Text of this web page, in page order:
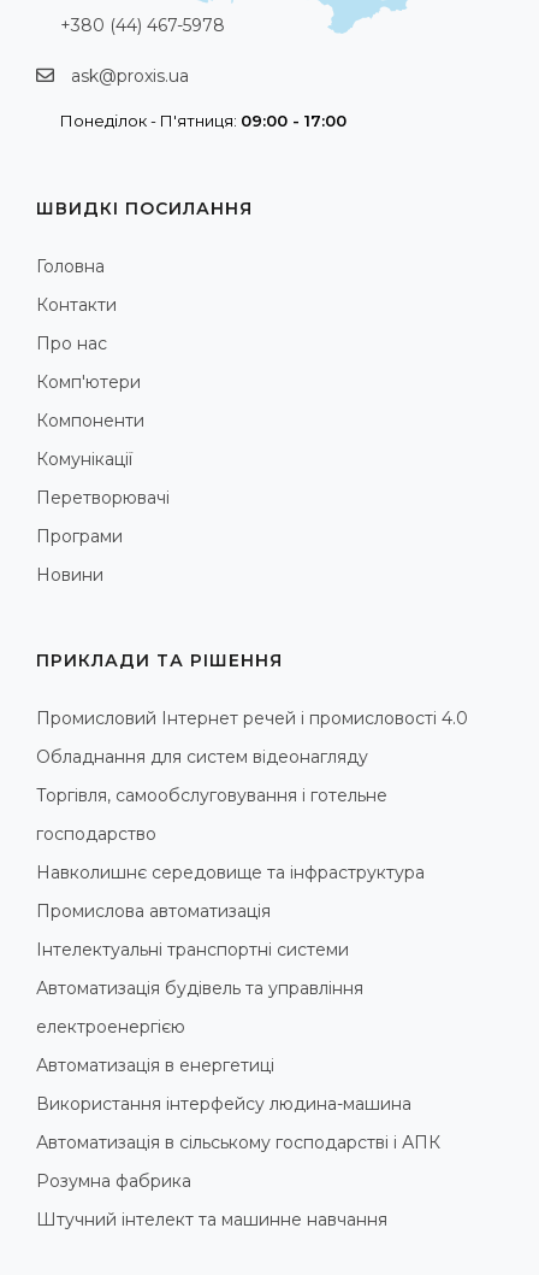
+380 (44) 467-5978
ask@proxis.ua
Понеділок - П'ятниця: 09:00 - 17:00
ШВИДКІ ПОСИЛАННЯ
Головна
Контакти
Про нас
Комп'ютери
Компоненти
Комунікації
Перетворювачі
Програми
Новини
ПРИКЛАДИ ТА РІШЕННЯ
Промисловий Інтернет речей і промисловості 4.0
Обладнання для систем відеонагляду
Торгівля, самообслуговування і готельне
господарство
Навколишнє середовище та інфраструктура
Промислова автоматизація
Інтелектуальні транспортні системи
Автоматизація будівель та управління
електроенергією
Автоматизація в енергетиці
Використання інтерфейсу людина-машина
Автоматизація в сільському господарстві і АПК
Розумна фабрика
Штучний інтелект та машинне навчання